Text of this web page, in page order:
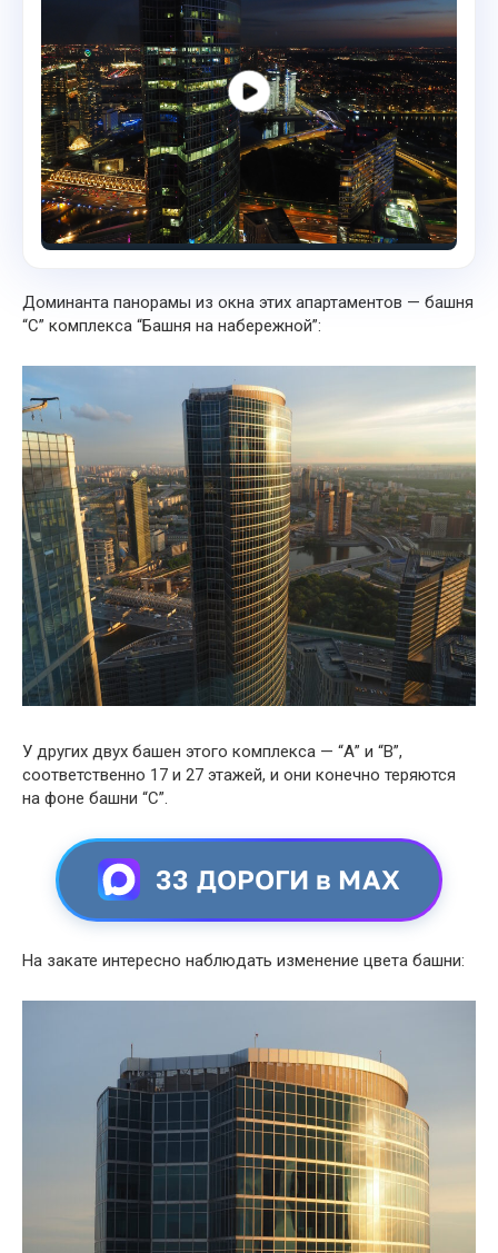
Доминанта панорамы из окна этих апартаментов — башня
“С” комплекса “Башня на набережной”:
У других двух башен этого комплекса — “А” и “В”,
соответственно 17 и 27 этажей, и они конечно теряются
на фоне башни “С”.
33 ДОРОГИ в MAX
На закате интересно наблюдать изменение цвета башни: